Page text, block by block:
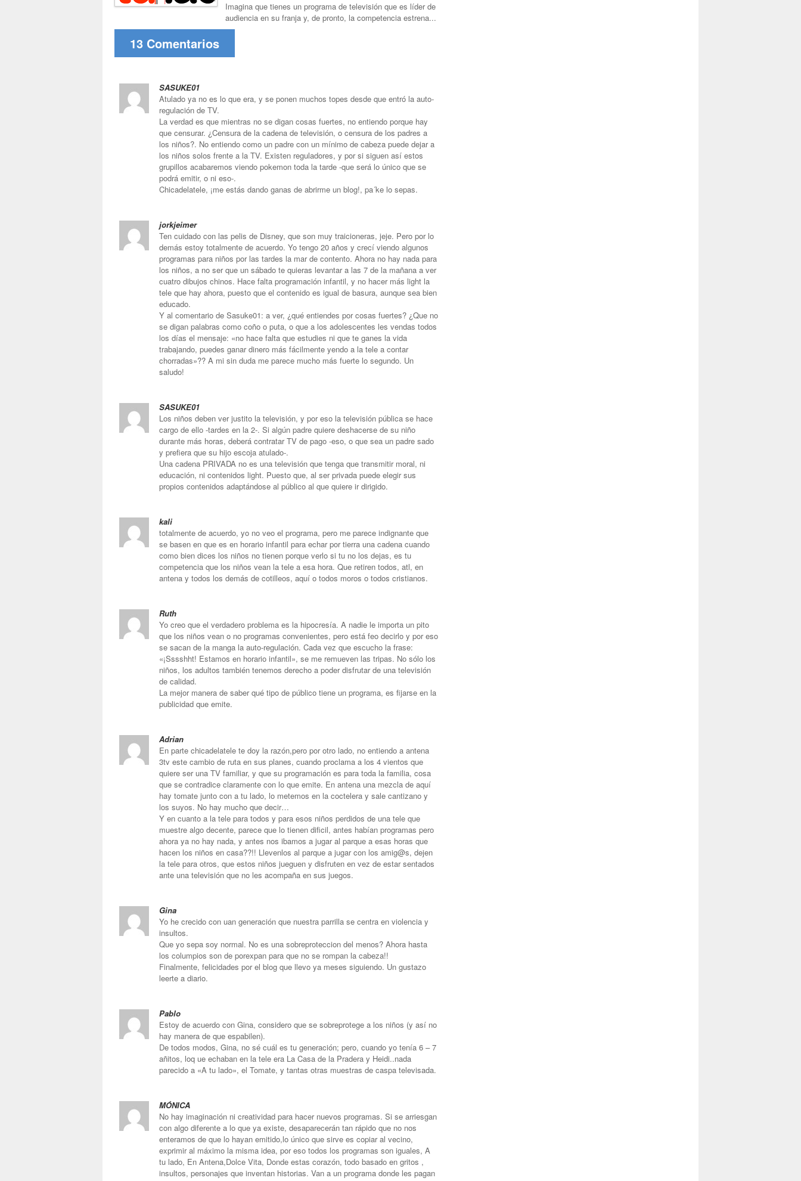
Imagina que tienes un programa de televisión que es líder de
audiencia en su franja y, de pronto, la competencia estrena...
13 Comentarios
SASUKE01
Atulado ya no es lo que era, y se ponen muchos topes desde que entró la auto-
regulación de TV.
La verdad es que mientras no se digan cosas fuertes, no entiendo porque hay
que censurar. ¿Censura de la cadena de televisión, o censura de los padres a
los niños?. No entiendo como un padre con un mínimo de cabeza puede dejar a
los niños solos frente a la TV. Existen reguladores, y por si siguen así estos
grupillos acabaremos viendo pokemon toda la tarde -que será lo único que se
podrá emitir, o ni eso-.
Chicadelatele, ¡me estás dando ganas de abrirme un blog!, pa´ke lo sepas.
jorkjeimer
Ten cuidado con las pelis de Disney, que son muy traicioneras, jeje. Pero por lo
demás estoy totalmente de acuerdo. Yo tengo 20 años y crecí viendo algunos
programas para niños por las tardes la mar de contento. Ahora no hay nada para
los niños, a no ser que un sábado te quieras levantar a las 7 de la mañana a ver
cuatro dibujos chinos. Hace falta programación infantil, y no hacer más light la
tele que hay ahora, puesto que el contenido es igual de basura, aunque sea bien
educado.
Y al comentario de Sasuke01: a ver, ¿qué entiendes por cosas fuertes? ¿Que no
se digan palabras como coño o puta, o que a los adolescentes les vendas todos
los días el mensaje: «no hace falta que estudies ni que te ganes la vida
trabajando, puedes ganar dinero más fácilmente yendo a la tele a contar
chorradas»?? A mi sin duda me parece mucho más fuerte lo segundo. Un
saludo!
SASUKE01
Los niños deben ver justito la televisión, y por eso la televisión pública se hace
cargo de ello -tardes en la 2-. Si algún padre quiere deshacerse de su niño
durante más horas, deberá contratar TV de pago -eso, o que sea un padre sado
y prefiera que su hijo escoja atulado-.
Una cadena PRIVADA no es una televisión que tenga que transmitir moral, ni
educación, ni contenidos light. Puesto que, al ser privada puede elegir sus
propios contenidos adaptándose al público al que quiere ir dirigido.
kali
totalmente de acuerdo, yo no veo el programa, pero me parece indignante que
se basen en que es en horario infantil para echar por tierra una cadena cuando
como bien dices los niños no tienen porque verlo si tu no los dejas, es tu
competencia que los niños vean la tele a esa hora. Que retiren todos, atl, en
antena y todos los demás de cotilleos, aquí o todos moros o todos cristianos.
Ruth
Yo creo que el verdadero problema es la hipocresía. A nadie le importa un pito
que los niños vean o no programas convenientes, pero está feo decirlo y por eso
se sacan de la manga la auto-regulación. Cada vez que escucho la frase:
«¡Sssshht! Estamos en horario infantil», se me remueven las tripas. No sólo los
niños, los adultos también tenemos derecho a poder disfrutar de una televisión
de calidad.
La mejor manera de saber qué tipo de público tiene un programa, es fijarse en la
publicidad que emite.
Adrian
En parte chicadelatele te doy la razón,pero por otro lado, no entiendo a antena
3tv este cambio de ruta en sus planes, cuando proclama a los 4 vientos que
quiere ser una TV familiar, y que su programación es para toda la familia, cosa
que se contradice claramente con lo que emite. En antena una mezcla de aquí
hay tomate junto con a tu lado, lo metemos en la coctelera y sale cantizano y
los suyos. No hay mucho que decir…
Y en cuanto a la tele para todos y para esos niños perdidos de una tele que
muestre algo decente, parece que lo tienen dificil, antes habían programas pero
ahora ya no hay nada, y antes nos ibamos a jugar al parque a esas horas que
hacen los niños en casa??!! Llevenlos al parque a jugar con los amig@s, dejen
la tele para otros, que estos niños jueguen y disfruten en vez de estar sentados
ante una televisión que no les acompaña en sus juegos.
Gina
Yo he crecido con uan generación que nuestra parrilla se centra en violencia y
insultos.
Que yo sepa soy normal. No es una sobreproteccion del menos? Ahora hasta
los columpios son de porexpan para que no se rompan la cabeza!!
Finalmente, felicidades por el blog que llevo ya meses siguiendo. Un gustazo
leerte a diario.
Pablo
Estoy de acuerdo con Gina, considero que se sobreprotege a los niños (y así no
hay manera de que espabilen).
De todos modos, Gina, no sé cuál es tu generación; pero, cuando yo tenía 6 – 7
añitos, loq ue echaban en la tele era La Casa de la Pradera y Heidi..nada
parecido a «A tu lado», el Tomate, y tantas otras muestras de caspa televisada.
MÓNICA
No hay imaginación ni creatividad para hacer nuevos programas. Si se arriesgan
con algo diferente a lo que ya existe, desaparecerán tan rápido que no nos
enteramos de que lo hayan emitido,lo único que sirve es copiar al vecino,
exprimir al máximo la misma idea, por eso todos los programas son iguales, A
tu lado, En Antena,Dolce Vita, Donde estas corazón, todo basado en gritos ,
insultos, personajes que inventan historias. Van a un programa donde les pagan